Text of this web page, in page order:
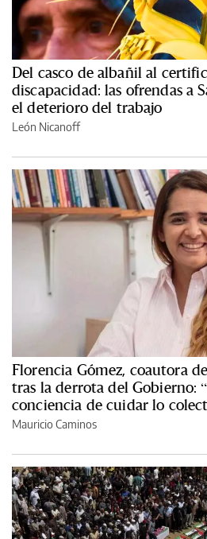
Del casco de albañil al
discapacidad: las ofrendas a
el deterioro del trabajo
León Nicanoff
Florencia Gómez, coautora
tras la derrota del Gobierno:
conciencia de cuidar lo
Mauricio Caminos